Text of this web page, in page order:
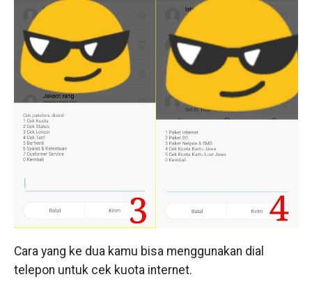
Cara yang ke dua kamu bisa menggunakan dial
telepon untuk cek kuota internet.